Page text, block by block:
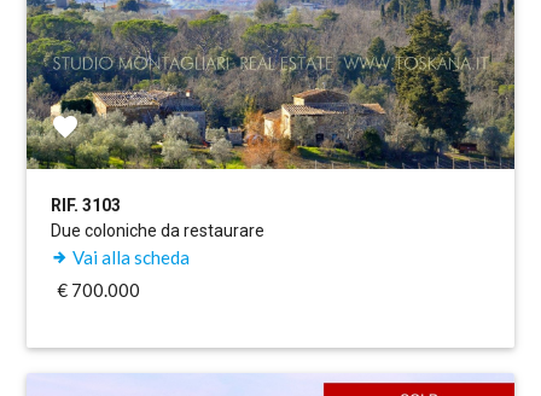
RIF. 3103
Due coloniche da restaurare
Vai alla scheda
€ 700.000